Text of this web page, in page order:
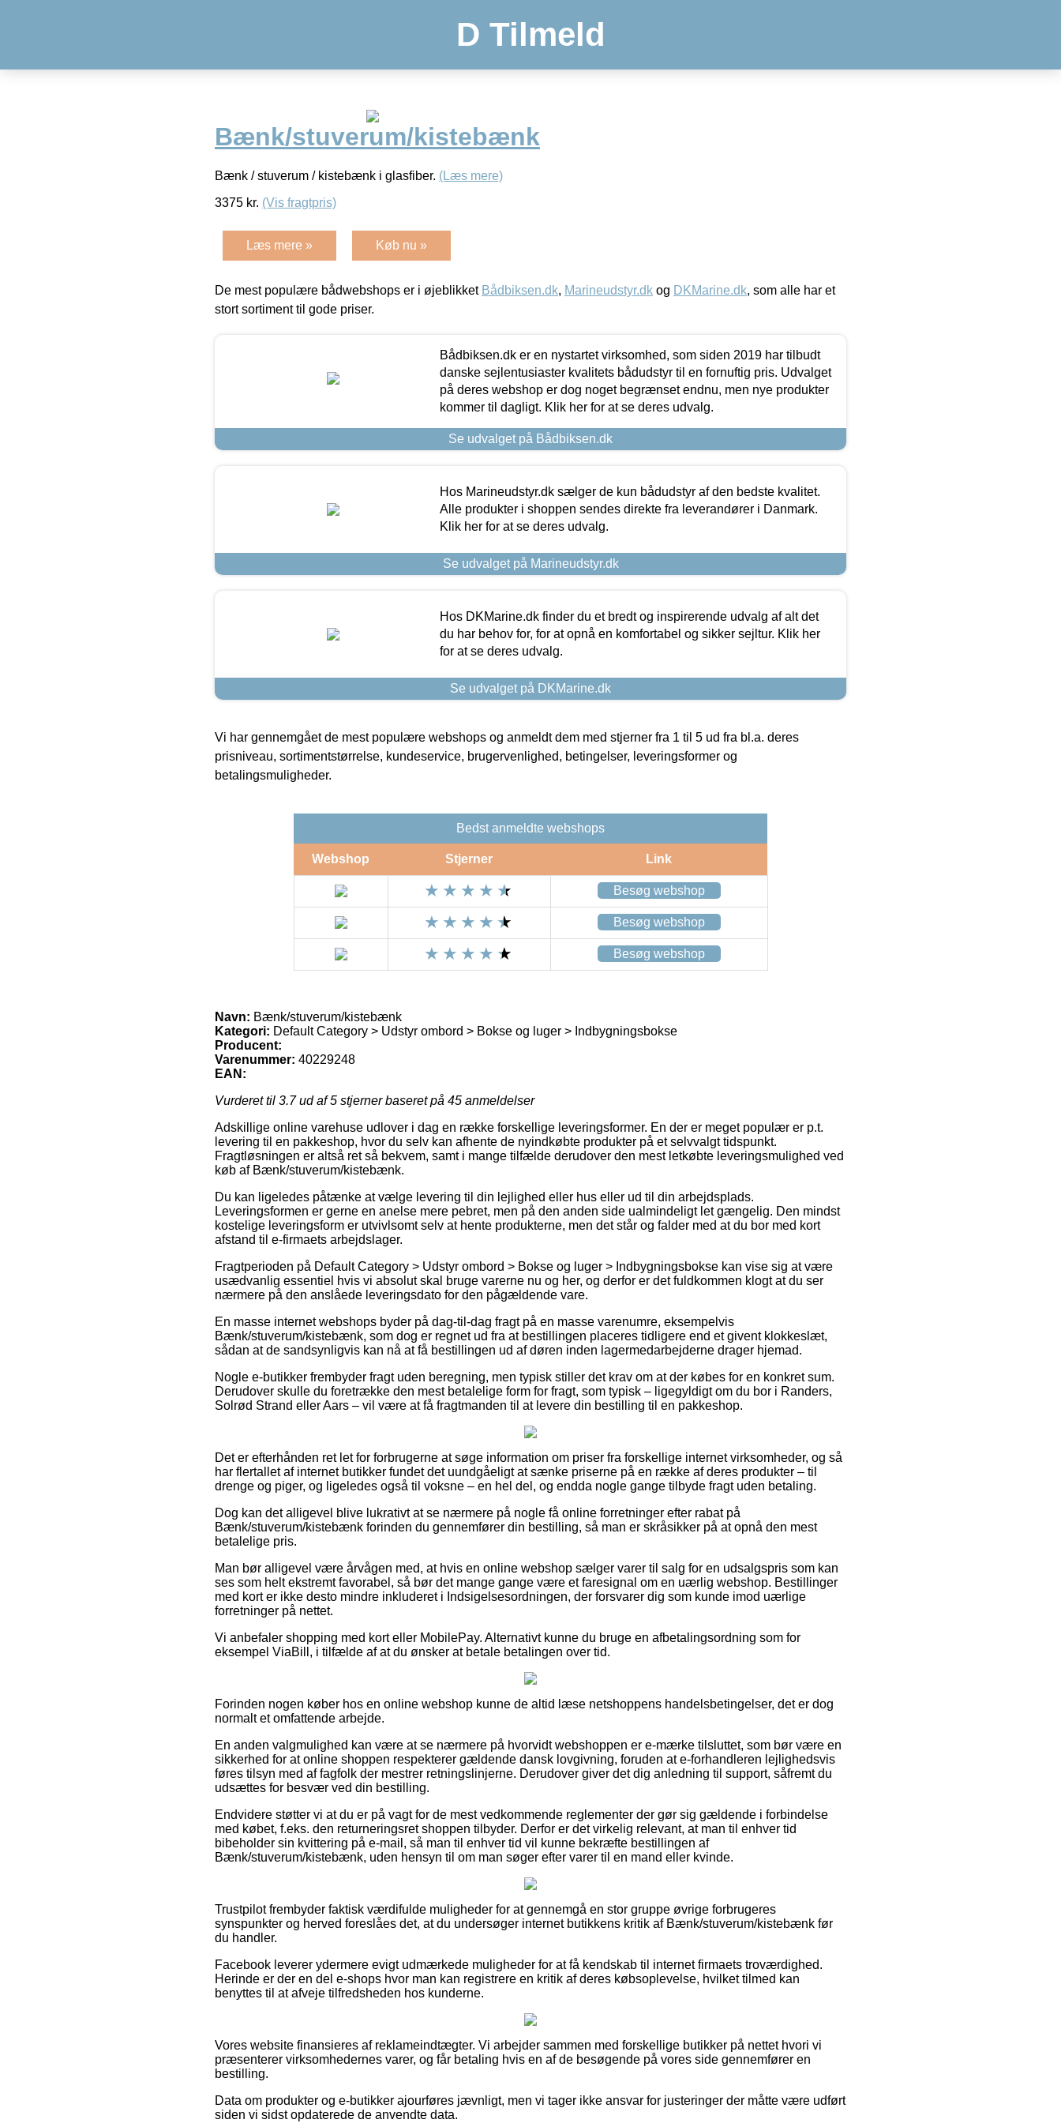
D Tilmeld
Bænk/stuverum/kistebænk
Bænk / stuverum / kistebænk i glasfiber. (Læs mere)
3375 kr. (Vis fragtpris)
Læs mere » Køb nu »
De mest populære bådwebshops er i øjeblikket Bådbiksen.dk, Marineudstyr.dk og DKMarine.dk, som alle har et
stort sortiment til gode priser.
Bådbiksen.dk er en nystartet virksomhed, som siden 2019 har tilbudt
danske sejlentusiaster kvalitets bådudstyr til en fornuftig pris. Udvalget
på deres webshop er dog noget begrænset endnu, men nye produkter
kommer til dagligt. Klik her for at se deres udvalg.
Se udvalget på Bådbiksen.dk
Hos Marineudstyr.dk sælger de kun bådudstyr af den bedste kvalitet.
Alle produkter i shoppen sendes direkte fra leverandører i Danmark.
Klik her for at se deres udvalg.
Se udvalget på Marineudstyr.dk
Hos DKMarine.dk finder du et bredt og inspirerende udvalg af alt det
du har behov for, for at opnå en komfortabel og sikker sejltur. Klik her
for at se deres udvalg.
Se udvalget på DKMarine.dk
Vi har gennemgået de mest populære webshops og anmeldt dem med stjerner fra 1 til 5 ud fra bl.a. deres
prisniveau, sortimentstørrelse, kundeservice, brugervenlighed, betingelser, leveringsformer og
betalingsmuligheder.
Bedst anmeldte webshops
Webshop Stjerner Link
Besøg webshop
Besøg webshop
Besøg webshop
Navn: Bænk/stuverum/kistebænk
Kategori: Default Category > Udstyr ombord > Bokse og luger > Indbygningsbokse
Producent:
Varenummer: 40229248
EAN:
Vurderet til 3.7ud af 5 stjerner baseret på 45 anmeldelser
Adskillige online varehuse udlover i dag en række forskellige leveringsformer. En der er meget populær er p.t.
levering til en pakkeshop, hvor du selv kan afhente de nyindkøbte produkter på et selvvalgt tidspunkt.
Fragtløsningen er altså ret så bekvem, samt i mange tilfælde derudover den mest letkøbte leveringsmulighed ved
køb af Bænk/stuverum/kistebænk.
Du kan ligeledes påtænke at vælge levering til din lejlighed eller hus eller ud til din arbejdsplads.
Leveringsformen er gerne en anelse mere pebret, men på den anden side ualmindeligt let gængelig. Den mindst
kostelige leveringsform er utvivlsomt selv at hente produkterne, men det står og falder med at du bor med kort
afstand til e-firmaets arbejdslager.
Fragtperioden på Default Category > Udstyr ombord > Bokse og luger > Indbygningsbokse kan vise sig at være
usædvanlig essentiel hvis vi absolut skal bruge varerne nu og her, og derfor er det fuldkommen klogt at du ser
nærmere på den anslåede leveringsdato for den pågældende vare.
En masse internet webshops byder på dag-til-dag fragt på en masse varenumre, eksempelvis
Bænk/stuverum/kistebænk, som dog er regnet ud fra at bestillingen placeres tidligere end et givent klokkeslæt,
sådan at de sandsynligvis kan nå at få bestillingen ud af døren inden lagermedarbejderne drager hjemad.
Nogle e-butikker frembyder fragt uden beregning, men typisk stiller det krav om at der købes for en konkret sum.
Derudover skulle du foretrække den mest betalelige form for fragt, som typisk – ligegyldigt om du bor i Randers,
Solrød Strand eller Aars – vil være at få fragtmanden til at levere din bestilling til en pakkeshop.
Det er efterhånden ret let for forbrugerne at søge information om priser fra forskellige internet virksomheder, og så
har flertallet af internet butikker fundet det uundgåeligt at sænke priserne på en række af deres produkter – til
drenge og piger, og ligeledes også til voksne – en hel del, og endda nogle gange tilbyde fragt uden betaling.
Dog kan det alligevel blive lukrativt at se nærmere på nogle få online forretninger efter rabat på
Bænk/stuverum/kistebænk forinden du gennemfører din bestilling, så man er skråsikker på at opnå den mest
betalelige pris.
Man bør alligevel være årvågen med, at hvis en online webshop sælger varer til salg for en udsalgspris som kan
ses som helt ekstremt favorabel, så bør det mange gange være et faresignal om en uærlig webshop. Bestillinger
med kort er ikke desto mindre inkluderet i Indsigelsesordningen, der forsvarer dig som kunde imod uærlige
forretninger på nettet.
Vi anbefaler shopping med kort eller MobilePay. Alternativt kunne du bruge en afbetalingsordning som for
eksempel ViaBill, i tilfælde af at du ønsker at betale betalingen over tid.
Forinden nogen køber hos en online webshop kunne de altid læse netshoppens handelsbetingelser, det er dog
normalt et omfattende arbejde.
En anden valgmulighed kan være at se nærmere på hvorvidt webshoppen er e-mærke tilsluttet, som bør være en
sikkerhed for at online shoppen respekterer gældende dansk lovgivning, foruden at e-forhandleren lejlighedsvis
føres tilsyn med af fagfolk der mestrer retningslinjerne. Derudover giver det dig anledning til support, såfremt du
udsættes for besvær ved din bestilling.
Endvidere støtter vi at du er på vagt for de mest vedkommende reglementer der gør sig gældende i forbindelse
med købet, f.eks. den returneringsret shoppen tilbyder. Derfor er det virkelig relevant, at man til enhver tid
bibeholder sin kvittering på e-mail, så man til enhver tid vil kunne bekræfte bestillingen af
Bænk/stuverum/kistebænk, uden hensyn til om man søger efter varer til en mand eller kvinde.
Trustpilot frembyder faktisk værdifulde muligheder for at gennemgå en stor gruppe øvrige forbrugeres
synspunkter og herved foreslåes det, at du undersøger internet butikkens kritik af Bænk/stuverum/kistebænk før
du handler.
Facebook leverer ydermere evigt udmærkede muligheder for at få kendskab til internet firmaets troværdighed.
Herinde er der en del e-shops hvor man kan registrere en kritik af deres købsoplevelse, hvilket tilmed kan
benyttes til at afveje tilfredsheden hos kunderne.
Vores website finansieres af reklameindtægter. Vi arbejder sammen med forskellige butikker på nettet hvori vi
præsenterer virksomhedernes varer, og får betaling hvis en af de besøgende på vores side gennemfører en
bestilling.
Data om produkter og e-butikker ajourføres jævnligt, men vi tager ikke ansvar for justeringer der måtte være udført
siden vi sidst opdaterede de anvendte data.